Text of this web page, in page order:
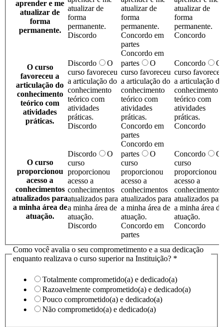
aprender e me
atualizar de
forma
permanente.
atualizar de
forma
permanente.
Discordo
atualizar de
forma
permanente.
Concordo em
partes
atualizar de
forma
permanente.
Concordo
O curso
favoreceu a
articulação do
conhecimento
teórico com
atividades
práticas.
Discordo
O
curso favoreceu
a articulação do
conhecimento
teórico com
atividades
práticas.
Discordo
Concordo em
partes
O
curso favoreceu
a articulação do
conhecimento
teórico com
atividades
práticas.
Concordo em
partes
Concordo
O
curso
a articulação do
conhecimento
teórico com
atividades
práticas.
Concordo
O curso
proporcionou
acesso a
conhecimentos
atualizados para
a minha área de
atuação.
Discordo
O
curso
proporcionou
acesso a
conhecimentos
atualizados para
a minha área de
atuação.
Discordo
Concordo em
partes
O
curso
proporcionou
acesso a
conhecimentos
atualizados para
a minha área de
atuação.
Concordo em
partes
Concordo
O
curso
proporcionou
acesso a
conhecimentos
atualizados
a minha área de
atuação.
Concordo
Como você avalia o seu comprometimento e a sua dedicação
enquanto realizava o curso superior na Instituição? *
Totalmente comprometido(a) e dedicado(a)
Razoavelmente comprometido(a) e dedicado(a)
Pouco comprometido(a) e dedicado(a)
Não comprometido(a) e dedicado(a)